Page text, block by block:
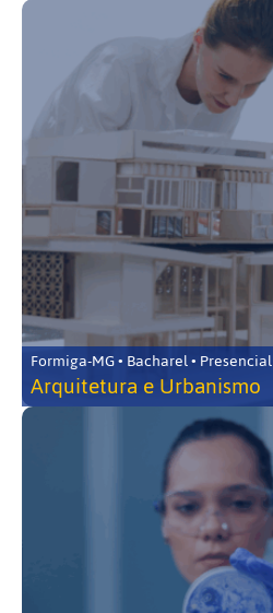
Formiga-MG • Bacharel • Presencial
Arquitetura e Urbanismo